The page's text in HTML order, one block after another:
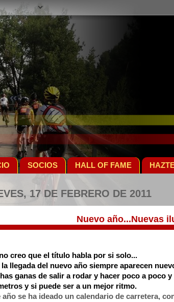
SOCIOS HALL OF FAME
17 DE FEBRERO DE 2011
Nuevo año...Nuevas
creo que el título habla por si solo...
la llegada del nuevo año siempre aparecen
ganas de salir a rodar y hacer poco a poco
y si puede ser a un mejor ritmo.
año se ha ideado un calendario de carretera,